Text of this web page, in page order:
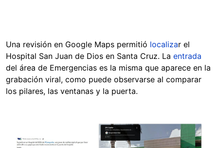
Una revisión en Google Maps permitió localizar el
Hospital San Juan de Dios en Santa Cruz. La entrada
del área de Emergencias es la misma que aparece en la
grabación viral, como puede observarse al comparar
los pilares, las ventanas y la puerta.